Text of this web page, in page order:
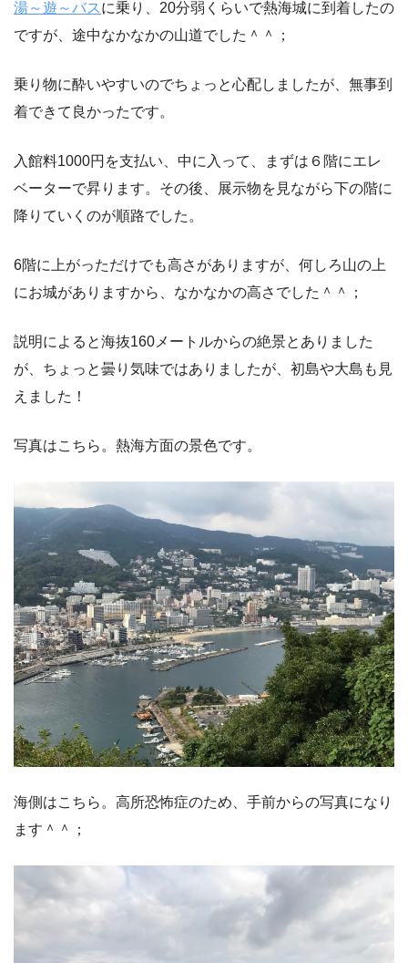
湯～遊～バス に乗り、20分弱くらいで熱海城に到着したの
ですが、途中なかなかの山道でした＾＾；
乗り物に酔いやすいのでちょっと心配しましたが、無事到
着できて良かったです。
入館料1000円を支払い、中に入って、まずは６階にエレ
ベーターで昇ります。その後、展示物を見ながら下の階に
降りていくのが順路でした。
6階に上がっただけでも高さがありますが、何しろ山の上
にお城がありますから、なかなかの高さでした＾＾；
説明によると海抜160メートルからの絶景とありました
が、ちょっと曇り気味ではありましたが、初島や大島も見
えました！
写真はこちら。熱海方面の景色です。
海側はこちら。高所恐怖症のため、手前からの写真になり
ます＾＾；